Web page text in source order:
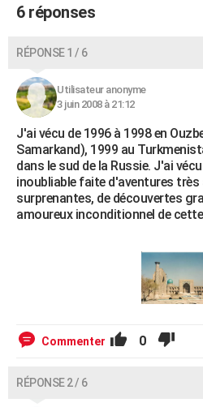
BONS PLANS
Dictionnaire
Biographies
Citations
Expressions
Proverbes
PROGRAMME TV
COPAINS D'AVANT
S'inscrire
Se connecter
Lycées
Collèges
Primaires
Universités
Entreprises
Service militaire
Avis de recherche
AVIS DE DÉCÈS
FORUM
6 réponses
RÉPONSE 1 / 6
Utilisateur anonyme
3 juin 2008 à 21:12
J'ai vécu de 1996 à 1998 en
Samarkand), 1999 au
dans le sud de la Russie. J'ai
inoubliable faite d'aventures
surprenantes, de découvertes
amoureux inconditionnel de
Commenter 0
RÉPONSE 2 / 6